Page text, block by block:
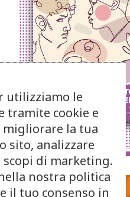
utilizziamo le
tramite cookie e
la tua
sito, analizzare
di marketing.
nostra politica
il tuo consenso in